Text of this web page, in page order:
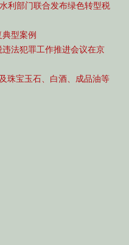
利部门联合发布绿色转型税
型案例
法犯罪工作推进会议在京
珠宝玉石、白酒、成品油等